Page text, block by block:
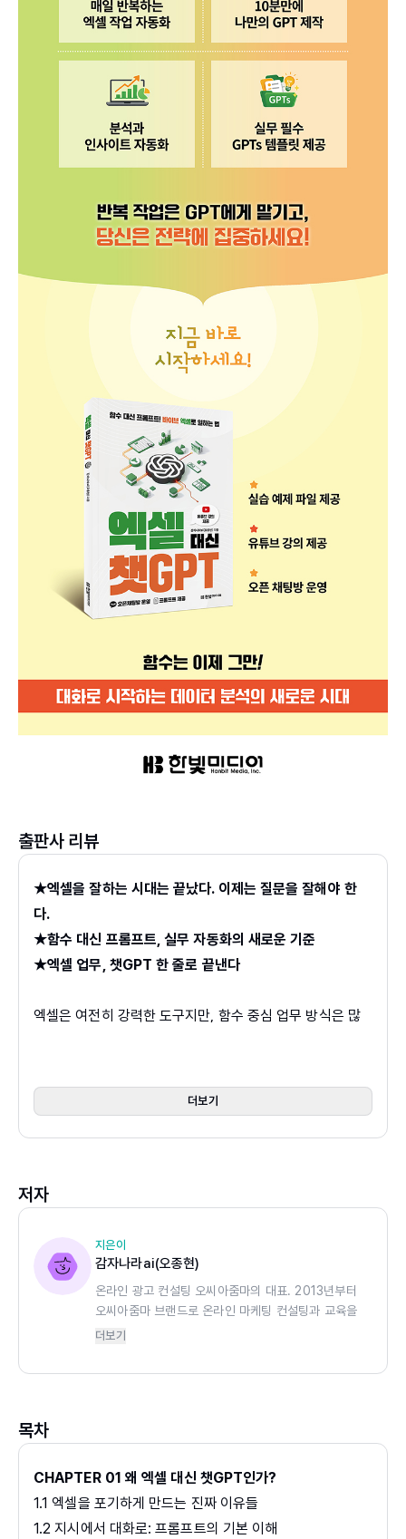
출판사 리뷰
★엑셀을 잘하는 시대는 끝났다. 이제는 질문을 잘해야 한
다.
★함수 대신 프롬프트, 실무 자동화의 새로운 기준
★엑셀 업무, 챗GPT 한 줄로 끝낸다
엑셀은 여전히 강력한 도구지만, 함수 중심 업무 방식은 많
이 책은 그런 문제를 해결하기 위해 등장했습니다.
챗GPT는 데이터를 이해하고 맥락을 파악하며, 자연어 질문
니라, 챗GPT로 실제 업무를 처리하는 방식을 단계별로 안
사칙연산과 집계, 조건 분류, 데이터 비교, 시각화, 보고서 작
성까지 실무에서 가장 많이 쓰는 엑셀 작업을 챗GPT로 대
체하는 방법을 담았습니다. 특히 ‘역할·맥락·목표’ 구조로 프
롬프트를 설계하는 방법을 통해 누구나 안정적으로 결과를
얻을 수 있도록 구성했습니다.
이 책을 읽고 나면, 엑셀을 잘 다루는 사람이 아니라 데이터
를 빠르게 해석하고 의사결정을 내리는 사람이 됩니다. 이제
당신의 업무 속도는 함수가 아니라 질문이 결정합니다.
더보기
저자
지은이
감자나라ai(오종현)
온라인 광고 컨설팅 오씨아줌마의 대표. 2013년부터
오씨아줌마 브랜드로 온라인 마케팅 컨설팅과 교육을
진행해오고 있다. 구독자 5만의 유튜브 채널 ‘감자나라
하면서 다양한 AI 서비스의 사용법 및 AI를 활용한 마
더보기
목차
CHAPTER 01 왜 엑셀 대신 챗GPT인가?
1.1 엑셀을 포기하게 만드는 진짜 이유들
1.2 지시에서 대화로: 프롬프트의 기본 이해